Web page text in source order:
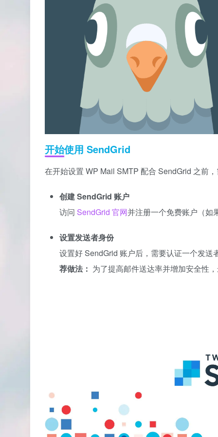
开始使用 SendGrid
在开始设置 WP Mail SMTP 配合 SendGrid 之前
创建 SendGrid 账户
访问 SendGrid 官网并注册一个免费账户（如
设置发送者身份
设置好 SendGrid 账户后，需要认证一个发
荐做法： 为了提高邮件送达率并增加安全性